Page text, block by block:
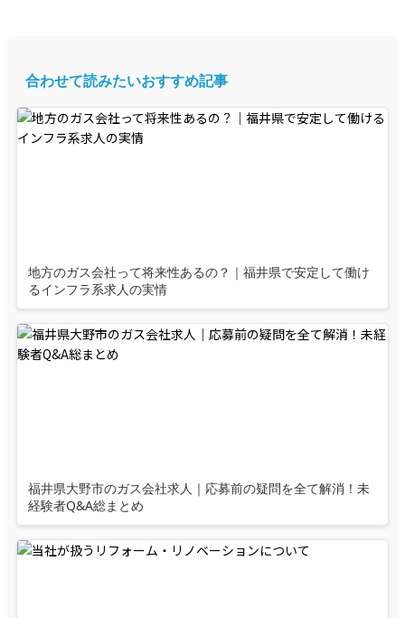
合わせて読みたいおすすめ記事
地方のガス会社って将来性あるの？｜福井県で安定して働け
るインフラ系求人の実情
福井県大野市のガス会社求人｜応募前の疑問を全て解消！未
経験者Q&A総まとめ